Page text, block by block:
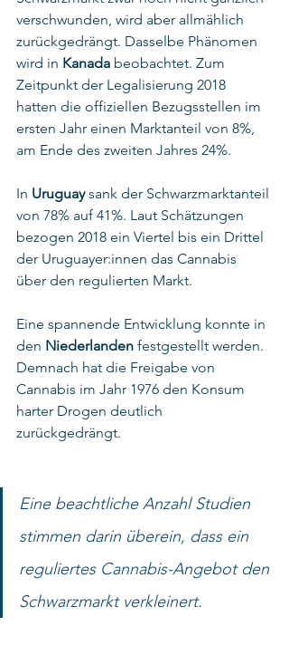
verschwunden, wird aber allmählich
zurückgedrängt. Dasselbe Phänomen
wird in Kanada beobachtet. Zum
Zeitpunkt der Legalisierung 2018
hatten die offiziellen Bezugsstellen im
ersten Jahr einen Marktanteil von 8%,
am Ende des zweiten Jahres 24%.
In Uruguay sank der Schwarzmarktanteil
von 78% auf 41%. Laut Schätzungen
bezogen 2018 ein Viertel bis ein Drittel
der Uruguayer:innen das Cannabis
über den regulierten Markt.
Eine spannende Entwicklung konnte in
den Niederlanden festgestellt werden.
Demnach hat die Freigabe von
Cannabis im Jahr 1976 den Konsum
harter Drogen deutlich
zurückgedrängt.
Eine beachtliche Anzahl Studien
stimmen darin überein, dass ein
reguliertes Cannabis-Angebot den
Schwarzmarkt verkleinert.